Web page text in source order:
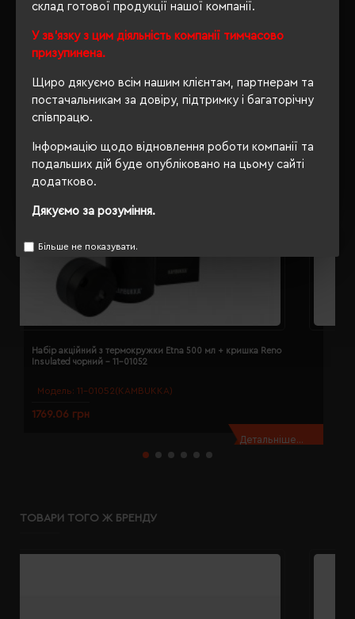
склад готової продукції нашої компанії.
У зв'язку з цим діяльність компанії тимчасово
призупинена.
Щиро дякуємо всім нашим клієнтам, партнерам та
постачальникам за довіру, підтримку і багаторічну
співпрацю.
Інформацію щодо відновлення роботи компанії та
подальших дій буде опубліковано на цьому сайті
додатково.
Дякуємо за розуміння.
Більше не показувати.
РЕКОМЕНДУЄМО
Модель: 11-01052(KAMBUKKA)
Набір акційний з термокружки Etna 500 мл + кришка Reno
Insulated чорний - 11-01052
1769.06 грн
Детальніше...
ТОВАРИ ТОГО Ж БРЕНДУ